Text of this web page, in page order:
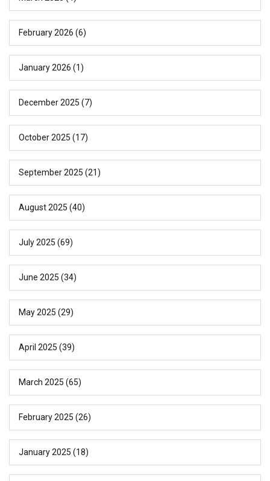
February 2026 (6)
January 2026 (1)
December 2025 (7)
October 2025 (17)
September 2025 (21)
August 2025 (40)
July 2025 (69)
June 2025 (34)
May 2025 (29)
April 2025 (39)
March 2025 (65)
February 2025 (26)
January 2025 (18)